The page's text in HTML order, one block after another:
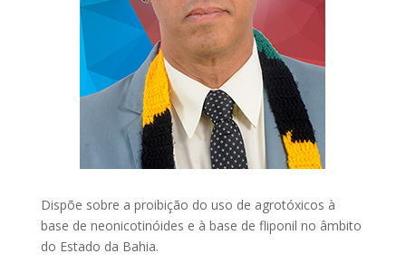
Dispõe sobre a proibição do uso de agrotóxicos à
base de neonicotinóides e à base de fliponil no âmbito
do Estado da Bahia.